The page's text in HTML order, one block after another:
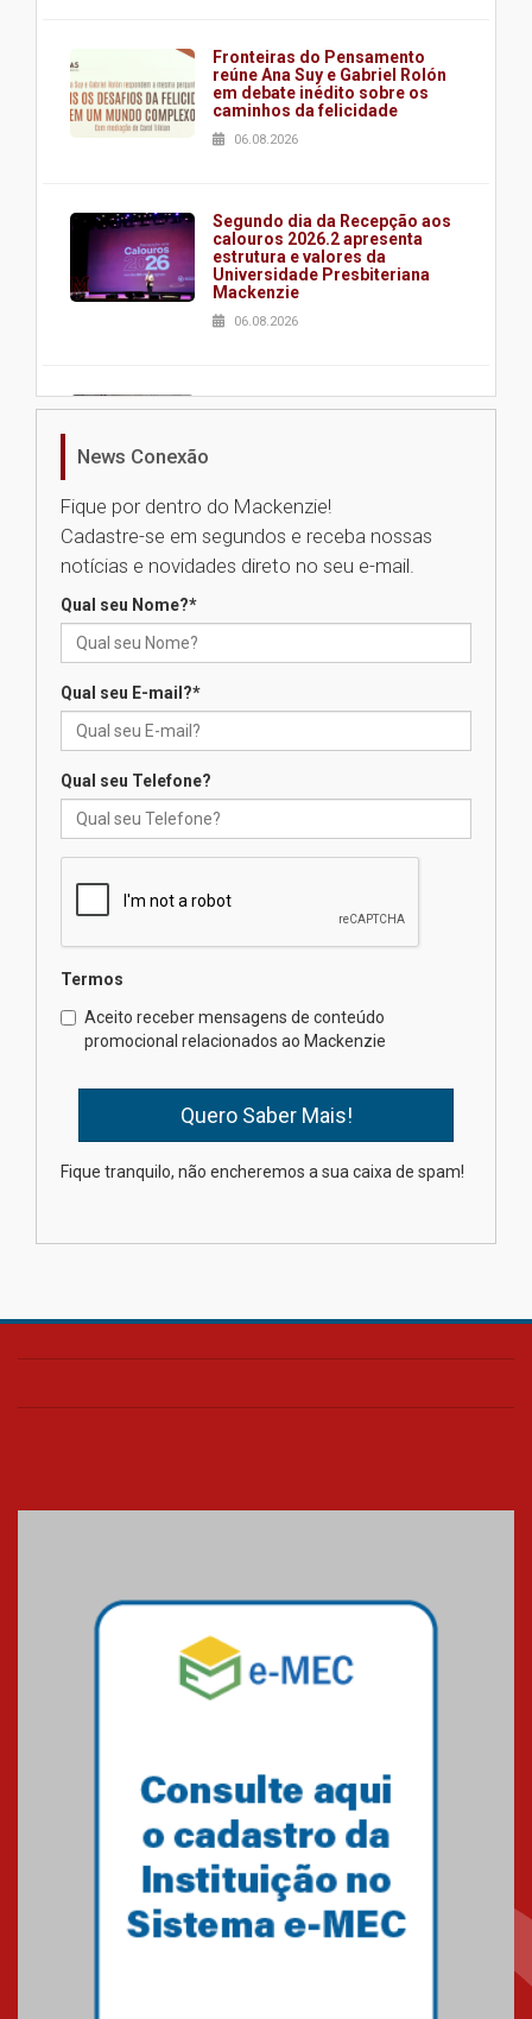
Fronteiras do Pensamento
reúne Ana Suy e Gabriel Rolón
em debate inédito sobre os
caminhos da felicidade
06.08.2026
Segundo dia da Recepção aos
calouros 2026.2 apresenta
estrutura e valores da
Universidade Presbiteriana
Mackenzie
06.08.2026
Nova apresentação do Centro
Universidade Mackenzie
realizará nova edição da Feira
das novas tecnologias em
calouros do segundo semestre
04.08.2026
Brasília prepara seus
estudantes para o PAS antes
mesmo do Ensino Médio
na educação dos filhos além da
News Conexão
Fique por dentro do Mackenzie!
Cadastre-se em segundos e receba nossas
notícias e novidades direto no seu e-mail.
Qual seu Nome?*
Qual seu E-mail?*
Qual seu Telefone?
Termos
Aceito receber mensagens de conteúdo
promocional relacionados ao Mackenzie
Fique tranquilo, não encheremos a sua caixa de spam!